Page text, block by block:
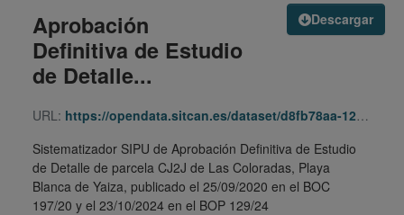
Descargar
Aprobación
Definitiva de Estudio
de Detalle...
URL: https://opendata.sitcan.es/dataset/d8fb78aa-1262-4e8d-82b3-cdf5b4940c95/resource/7172af15-1a83-4cb3-baf7-63d808c341c4/download/200910-edpgo-yai-cj2j-las-coloradas-241202-241202-sipu.zip
Sistematizador SIPU de Aprobación Definitiva de Estudio
de Detalle de parcela CJ2J de Las Coloradas, Playa
Blanca de Yaiza, publicado el 25/09/2020 en el BOC
197/20 y el 23/10/2024 en el BOP 129/24